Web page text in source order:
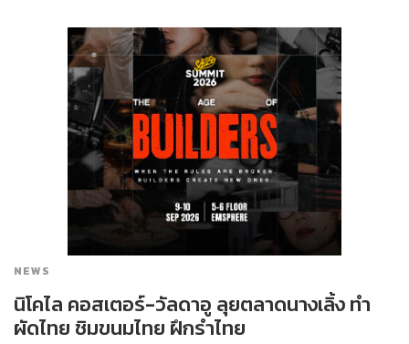
NEWS
นิโคไล คอสเตอร์-วัลดาอู ลุยตลาดนางเลิ้ง ทำ
ผัดไทย ชิมขนมไทย ฝึกรำไทย